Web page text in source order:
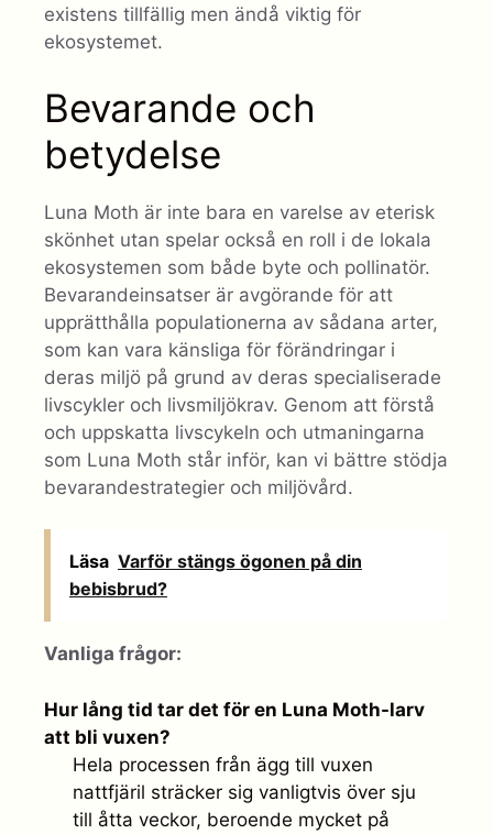
existens tillfällig men ändå viktig för
ekosystemet.
Bevarande och
betydelse
Luna Moth är inte bara en varelse av eterisk
skönhet utan spelar också en roll i de lokala
ekosystemen som både byte och pollinatör.
Bevarandeinsatser är avgörande för att
upprätthålla populationerna av sådana arter,
som kan vara känsliga för förändringar i
deras miljö på grund av deras specialiserade
livscykler och livsmiljökrav. Genom att förstå
och uppskatta livscykeln och utmaningarna
som Luna Moth står inför, kan vi bättre stödja
bevarandestrategier och miljövård.
Läsa Varför stängs ögonen på din
bebisbrud?
Vanliga frågor:
Hur lång tid tar det för en Luna Moth-larv
att bli vuxen?
Hela processen från ägg till vuxen
nattfjäril sträcker sig vanligtvis över sju
till åtta veckor, beroende mycket på